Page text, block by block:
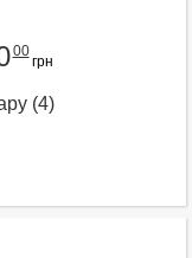
00
грн
(4)